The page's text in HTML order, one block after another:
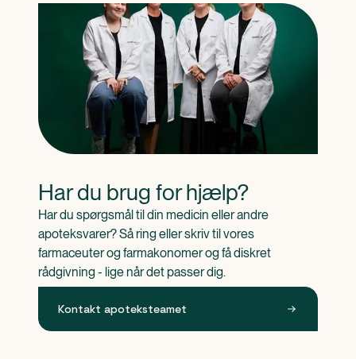
Har du brug for hjælp?
Har du spørgsmål til din medicin eller andre
apoteksvarer? Så ring eller skriv til vores
farmaceuter og farmakonomer og få diskret
rådgivning - lige når det passer dig.
Kontakt apoteksteamet